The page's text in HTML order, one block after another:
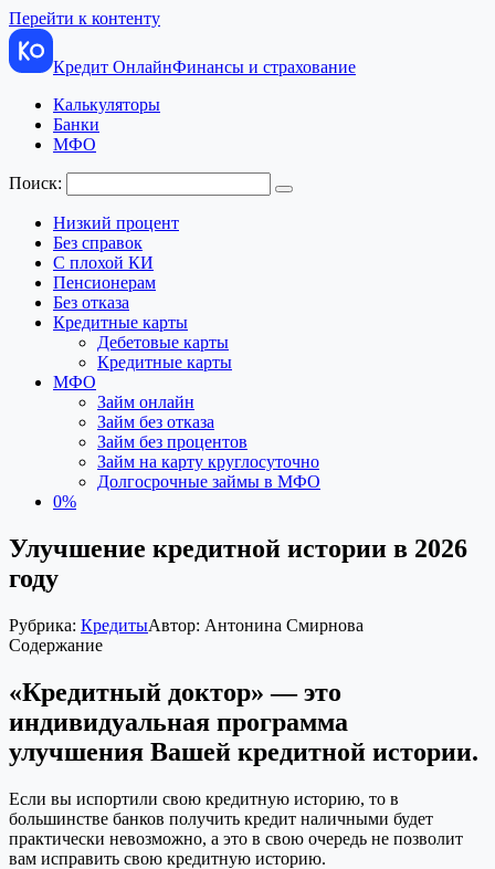
Перейти к контенту
Кредит ОнлайнФинансы и страхование
Калькуляторы
Банки
МФО
Поиск:
Низкий процент
Без справок
С плохой КИ
Пенсионерам
Без отказа
Кредитные карты
Дебетовые карты
Кредитные карты
МФО
Займ онлайн
Займ без отказа
Займ без процентов
Займ на карту круглосуточно
Долгосрочные займы в МФО
0%
Улучшение кредитной истории в 2026
году
Рубрика: КредитыАвтор: Антонина Смирнова
Содержание
«Кредитный доктор» — это
индивидуальная программа
улучшения Вашей кредитной истории.
Если вы испортили свою кредитную историю, то в
большинстве банков получить кредит наличными будет
практически невозможно, а это в свою очередь не позволит
вам исправить свою кредитную историю.